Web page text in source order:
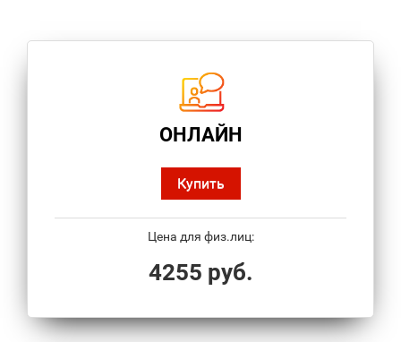
ОНЛАЙН
Купить
Цена для физ.лиц:
4255 руб.